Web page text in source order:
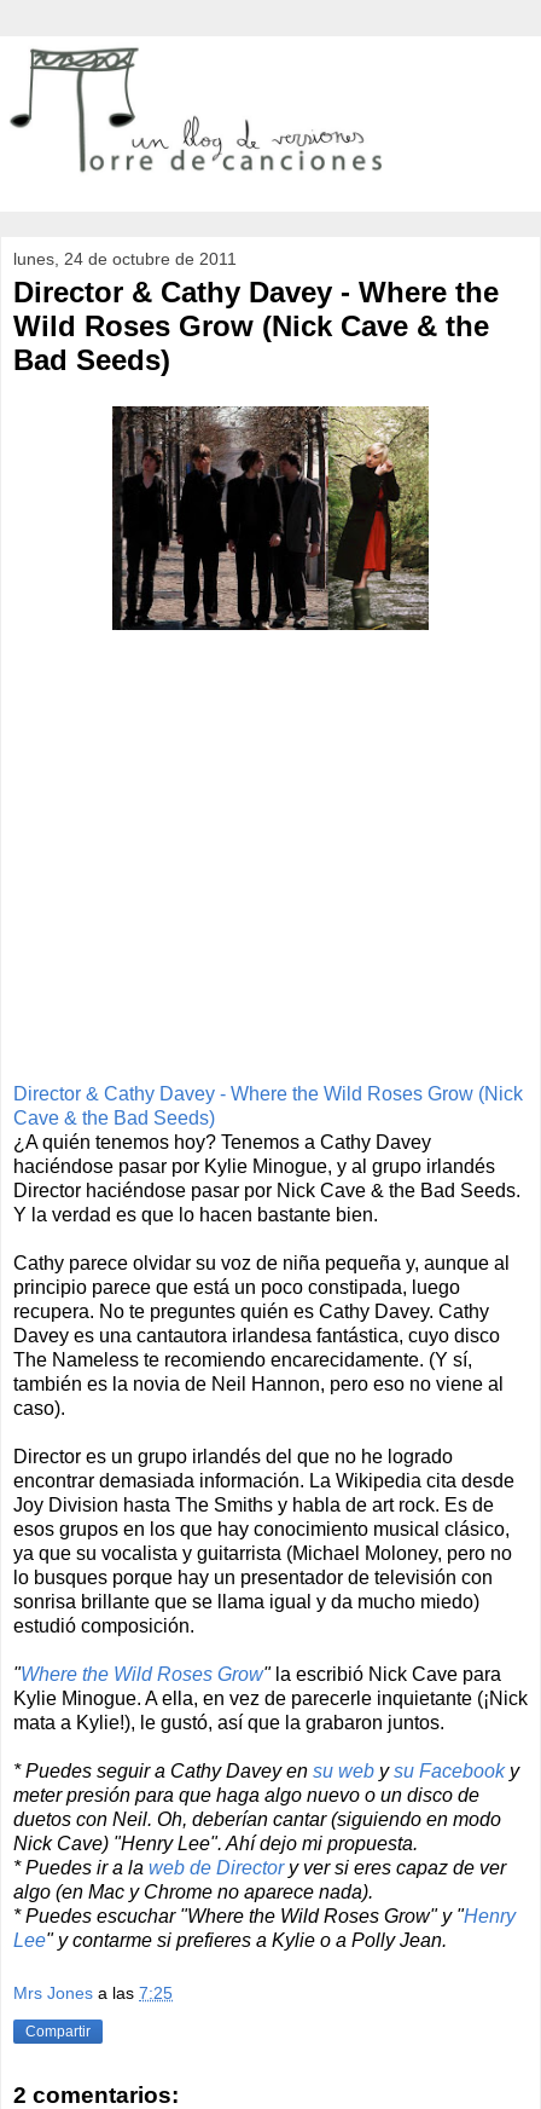
lunes, 24 de octubre de 2011
Director & Cathy Davey - Where the
Wild Roses Grow (Nick Cave & the
Bad Seeds)
Director & Cathy Davey - Where the Wild Roses Grow (Nick
Cave & the Bad Seeds)
¿A quién tenemos hoy? Tenemos a Cathy Davey
haciéndose pasar por Kylie Minogue, y al grupo irlandés
Director haciéndose pasar por Nick Cave & the Bad Seeds.
Y la verdad es que lo hacen bastante bien.
Cathy parece olvidar su voz de niña pequeña y, aunque al
principio parece que está un poco constipada, luego
recupera. No te preguntes quién es Cathy Davey. Cathy
Davey es una cantautora irlandesa fantástica, cuyo disco
The Nameless te recomiendo encarecidamente. (Y sí,
también es la novia de Neil Hannon, pero eso no viene al
caso).
Director es un grupo irlandés del que no he logrado
encontrar demasiada información. La Wikipedia cita desde
Joy Division hasta The Smiths y habla de art rock. Es de
esos grupos en los que hay conocimiento musical clásico,
ya que su vocalista y guitarrista (Michael Moloney, pero no
lo busques porque hay un presentador de televisión con
sonrisa brillante que se llama igual y da mucho miedo)
estudió composición.
"Where the Wild Roses Grow"la escribió Nick Cave para
Kylie Minogue. A ella, en vez de parecerle inquietante (¡Nick
mata a Kylie!), le gustó, así que la grabaron juntos.
* Puedes seguir a Cathy Davey en su web ysu Facebooky
meter presión para que haga algo nuevo o un disco de
duetos con Neil. Oh, deberían cantar (siguiendo en modo
Nick Cave) "Henry Lee". Ahí dejo mi propuesta.
* Puedes ir a la web de Directory ver si eres capaz de ver
algo (en Mac y Chrome no aparece nada).
* Puedes escuchar "Where the Wild Roses Grow" y "Henry
Lee" y contarme si prefieres a Kylie o a Polly Jean.
Mrs Jones a las 7:25
Compartir
2 comentarios: